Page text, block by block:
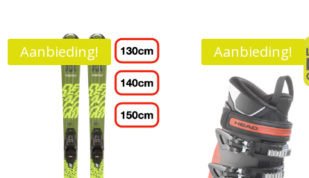
Aanbieding! Aanbieding!